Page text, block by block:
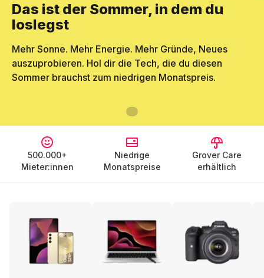
Das ist der Sommer, in dem du
loslegst
Mehr Sonne. Mehr Energie. Mehr Gründe, Neues
auszuprobieren. Hol dir die Tech, die du diesen
Sommer brauchst zum niedrigen Monatspreis.
500.000+
Mieter:innen
Niedrige
Monatspreise
Grover Care
erhältlich